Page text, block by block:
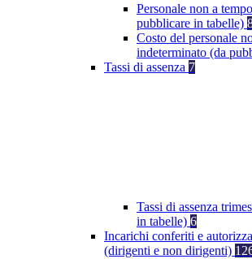
Personale non a
pubblicare in tabelle)
Costo del personale
indeterminato (da
Tassi di assenza 7
Tassi di assenza
in tabelle) 6
Incarichi conferiti e
(dirigenti e non dirigenti)